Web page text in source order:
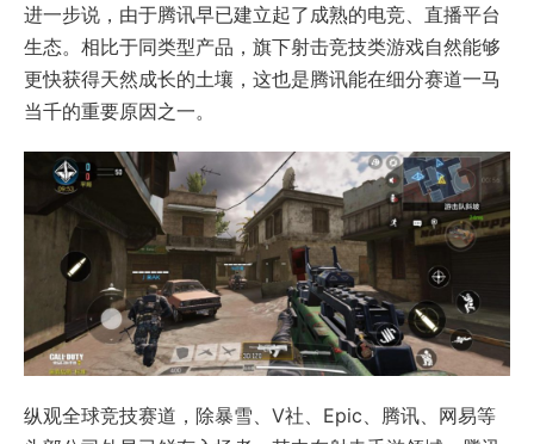
进一步说，由于腾讯早已建立起了成熟的电竞、直播平台
生态。相比于同类型产品，旗下射击竞技类游戏自然能够
更快获得天然成长的土壤，这也是腾讯能在细分赛道一马
当千的重要原因之一。
纵观全球竞技赛道，除暴雪、V社、Epic、腾讯、网易等